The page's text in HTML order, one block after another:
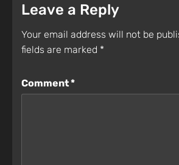
Leave a Reply
Your email address will not be
fields are marked *
Comment*